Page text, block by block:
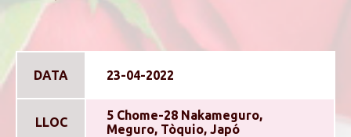
DATA 23-04-2022
LLOC
5 Chome-28 Nakameguro,
Meguro, Tòquio, Japó